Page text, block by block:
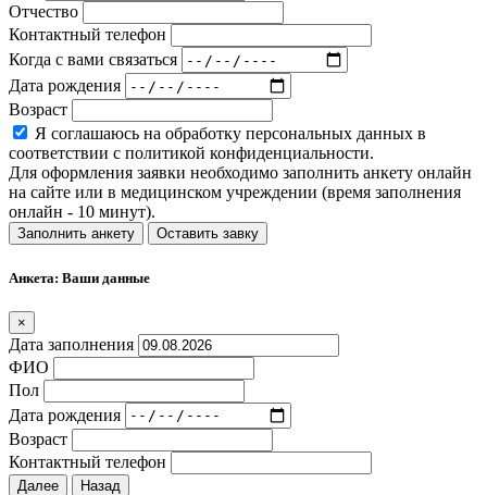
Отчество
Контактный телефон
Когда с вами связаться
Дата рождения
Возраст
Я соглашаюсь на обработку персональных данных в
соответствии с политикой конфиденциальности.
Для оформления заявки необходимо заполнить анкету онлайн
на сайте или в медицинском учреждении (время заполнения
онлайн - 10 минут).
Заполнить анкету Оставить завку
Анкета: Ваши данные
×
Дата заполнения
ФИО
Пол
Дата рождения
Возраст
Контактный телефон
Далее Назад